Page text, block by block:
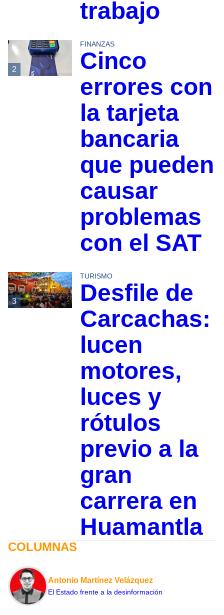
trabajo
2
FINANZAS
Cinco
errores con
la tarjeta
bancaria
que pueden
causar
problemas
con el SAT
3
TURISMO
Desfile de
Carcachas:
lucen
motores,
luces y
rótulos
previo a la
gran
carrera en
Huamantla
COLUMNAS
Antonio Martínez Velázquez
El Estado frente a la desinformación